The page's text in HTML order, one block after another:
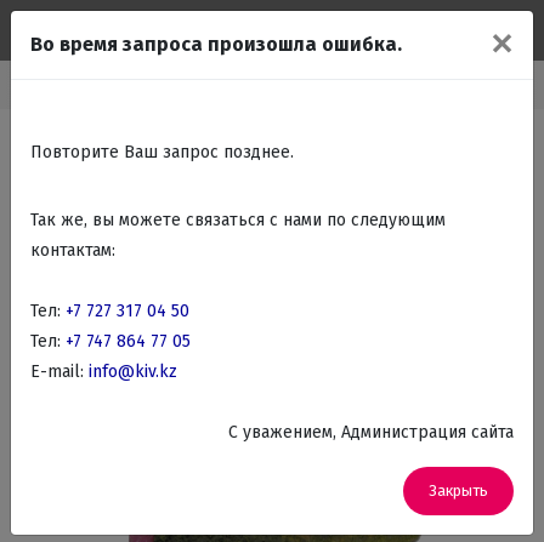
✕
Во время запроса произошла ошибка.
Повторите Ваш запрос позднее.
Так же, вы можете связаться с нами по следующим
контактам:
Тел: +7 727 317 04 50
Тел: +7 747 864 77 05
E-mail: info@kiv.kz
C уважением, Администрация сайта
Закрыть